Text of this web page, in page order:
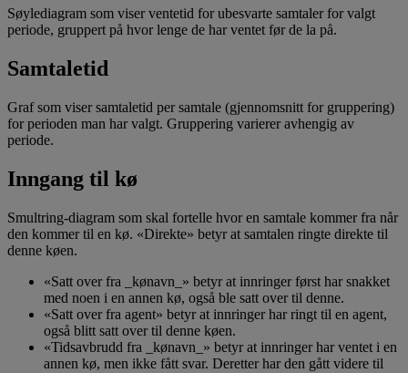
Søylediagram som viser ventetid for ubesvarte samtaler for valgt
periode, gruppert på hvor lenge de har ventet før de la på.
Samtaletid
Graf som viser samtaletid per samtale (gjennomsnitt for gruppering)
for perioden man har valgt. Gruppering varierer avhengig av
periode.
Inngang til kø
Smultring-diagram som skal fortelle hvor en samtale kommer fra når
den kommer til en kø. «Direkte» betyr at samtalen ringte direkte til
denne køen.
«Satt over fra _kønavn_» betyr at innringer først har snakket
med noen i en annen kø, også ble satt over til denne.
«Satt over fra agent» betyr at innringer har ringt til en agent,
også blitt satt over til denne køen.
«Tidsavbrudd fra _kønavn_» betyr at innringer har ventet i en
annen kø, men ikke fått svar. Deretter har den gått videre til